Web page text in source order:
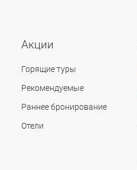
Акции
Горящие туры
Рекомендуемые
Раннее бронирование
Отели